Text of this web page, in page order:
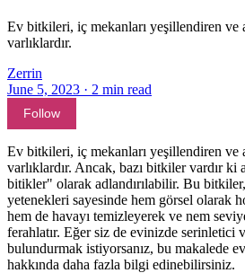
Ev bitkileri, iç mekanları yeşillendiren ve
varlıklardır.
Zerrin
June 5, 2023 · 2 min read
Follow
Ev bitkileri, iç mekanları yeşillendiren ve
varlıklardır. Ancak, bazı bitkiler vardır ki
bitikler" olarak adlandırılabilir. Bu
yetenekleri sayesinde hem görsel olarak
hem de havayı temizleyerek ve nem
ferahlatır. Eğer siz de evinizde
bulundurmak istiyorsanız, bu makalede
hakkında daha fazla bilgi edinebilirsiniz.